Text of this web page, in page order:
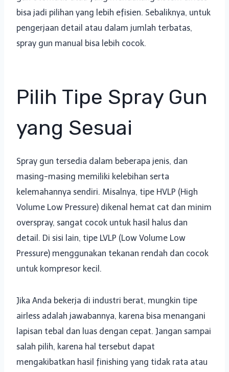
bisa jadi pilihan yang lebih efisien. Sebaliknya, untuk
pengerjaan detail atau dalam jumlah terbatas,
spray gun manual bisa lebih cocok.
Pilih Tipe Spray Gun
yang Sesuai
Spray gun tersedia dalam beberapa jenis, dan
masing-masing memiliki kelebihan serta
kelemahannya sendiri. Misalnya, tipe HVLP (High
Volume Low Pressure) dikenal hemat cat dan minim
overspray, sangat cocok untuk hasil halus dan
detail. Di sisi lain, tipe LVLP (Low Volume Low
Pressure) menggunakan tekanan rendah dan cocok
untuk kompresor kecil.
Jika Anda bekerja di industri berat, mungkin tipe
airless adalah jawabannya, karena bisa menangani
lapisan tebal dan luas dengan cepat. Jangan sampai
salah pilih, karena hal tersebut dapat
mengakibatkan hasil finishing yang tidak rata atau